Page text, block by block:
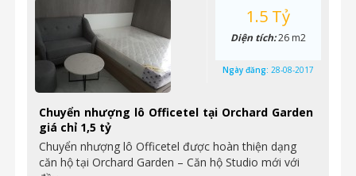
Chuyển nhượng lô Officetel tại Orchard Garden
giá chỉ 1,5 tỷ
Chuyển nhượng lô Officetel được hoàn thiện dạng
căn hộ tại Orchard Garden – Căn hộ Studio mới với
1.5 Tỷ
Diện tích:26 m2
Ngày đăng: 28-08-2017